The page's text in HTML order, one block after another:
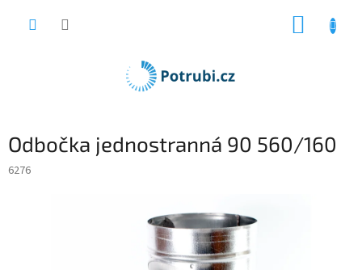
Odbočka jednostranná 90 560/160
6276